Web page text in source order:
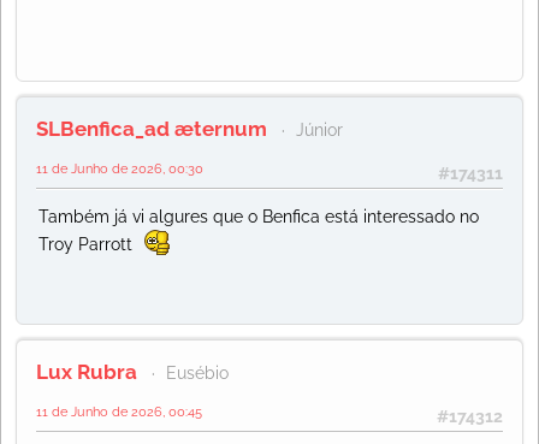
SLBenfica_ad æternum Júnior
#174311
11 de Junho de 2026, 00:30
Também já vi algures que o Benfica está interessado no
Troy Parrott
Lux Rubra Eusébio
#174312
11 de Junho de 2026, 00:45